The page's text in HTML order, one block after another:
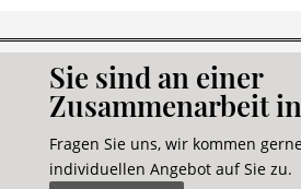
Sie sind an einer
Zusammenarbeit
Fragen Sie uns, wir kommen
individuellen Angebot auf Sie zu.